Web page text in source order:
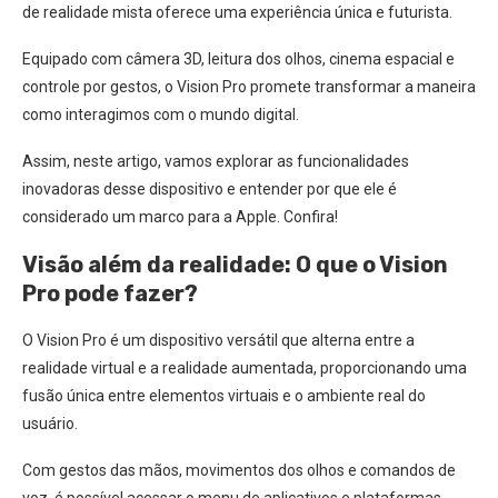
de realidade mista oferece uma experiência única e futurista.
Equipado com câmera 3D, leitura dos olhos, cinema espacial e
controle por gestos, o Vision Pro promete transformar a maneira
como interagimos com o mundo digital.
Assim, neste artigo, vamos explorar as funcionalidades
inovadoras desse dispositivo e entender por que ele é
considerado um marco para a Apple. Confira!
Visão além da realidade: O que o Vision
Pro pode fazer?
O Vision Pro é um dispositivo versátil que alterna entre a
realidade virtual e a realidade aumentada, proporcionando uma
fusão única entre elementos virtuais e o ambiente real do
usuário.
Com gestos das mãos, movimentos dos olhos e comandos de